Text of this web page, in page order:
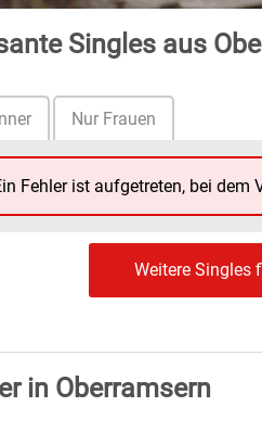
Singles aus
Nur Frauen
Fehler ist aufgetreten, bei dem
Weitere Singles
in Oberramsern